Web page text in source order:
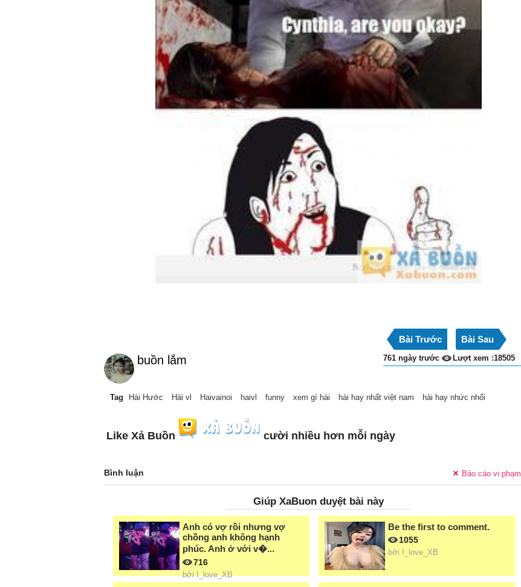
Bài Trước Bài Sau
buồn lắm 761 ngày trước Lượt xem :18505
Tag Hài Hước Hài vl Haivainoi haivl funny xem gì hài hài hay nhất việt nam hài hay nhức nhối
Like Xả Buồn cười nhiều hơn mỗi ngày
Bình luận Báo cáo vi phạm
Giúp XaBuon duyệt bài này
Anh có vợ rồi nhưng vợ
chồng anh không hạnh
phúc. Anh ở với v�...
716
bởi I_love_XB
Be the first to comment.
1055
bởi I_love_XB